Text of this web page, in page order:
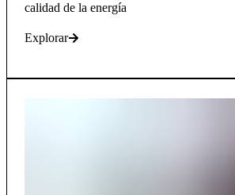
calidad de la energía
Explorar